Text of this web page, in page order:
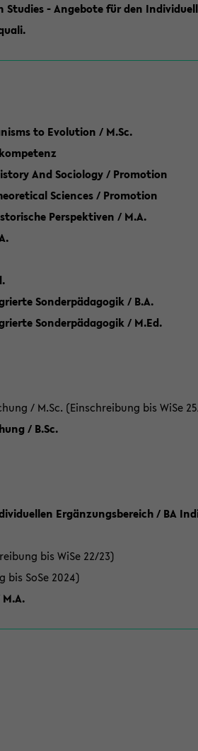
- Angebote für den
to Evolution / M.Sc.
And Sociology / Promotion
Sciences / Promotion
Perspektiven / M.A.
Sonderpädagogik / B.A.
Sonderpädagogik / M.Ed.
/ M.Sc. (Einschreibung bis WiSe
/ B.Sc.
Ergänzungsbereich / BA
bis WiSe 22/23)
bis SoSe 2024)